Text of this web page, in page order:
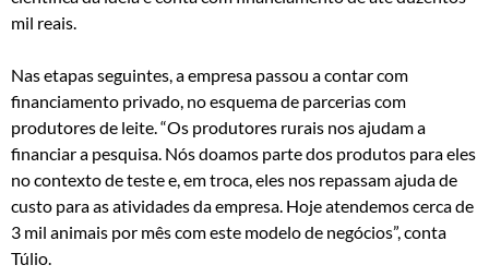
mil reais.
Nas etapas seguintes, a empresa passou a contar com
financiamento privado, no esquema de parcerias com
produtores de leite. “Os produtores rurais nos ajudam a
financiar a pesquisa. Nós doamos parte dos produtos para eles
no contexto de teste e, em troca, eles nos repassam ajuda de
custo para as atividades da empresa. Hoje atendemos cerca de
3 mil animais por mês com este modelo de negócios”, conta
Túlio.